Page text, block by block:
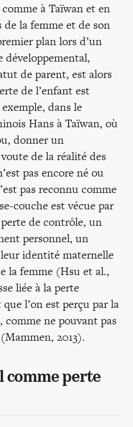
à Taïwan et en
la femme et de son
plan lors d’un
développemental,
de parent, est alors
de l’enfant est
dans le
Hans à Taïwan, où
donner un
de la réalité des
pas encore né ou
pas reconnu comme
couche est vécue par
de contrôle, un
personnel, un
identité maternelle
la femme (Hsu et al.,
liée à la perte
l’on est perçu par la
ne pouvant pas
2013).
comme perte